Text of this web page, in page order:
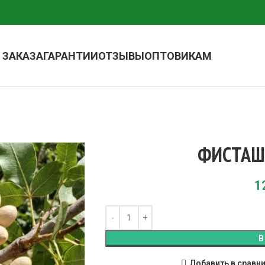
ГАРАНТИИОТЗЫВЫОПТОВИКАМ
Добавить в